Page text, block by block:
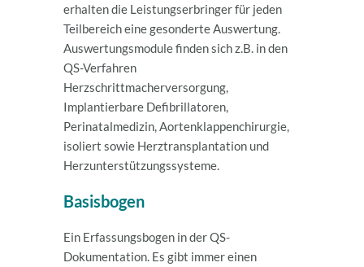
erhalten die Leistungserbringer für jeden
Teilbereich eine gesonderte Auswertung.
Auswertungsmodule finden sich z.B. in den
QS-Verfahren
Herzschrittmacherversorgung,
Implantierbare Defibrillatoren,
Perinatalmedizin, Aortenklappenchirurgie,
isoliert sowie Herztransplantation und
Herzunterstützungssysteme.
Basisbogen
Ein Erfassungsbogen in der QS-
Dokumentation. Es gibt immer einen